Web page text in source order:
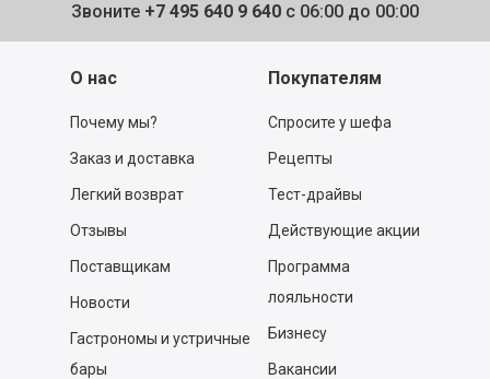
Звоните +7 495 640 9 640 с 06:00 до 00:00
О нас
Почему мы?
Заказ и доставка
Легкий возврат
Отзывы
Поставщикам
Новости
Гастрономы и устричные
бары
Покупателям
Спросите у шефа
Рецепты
Тест-драйвы
Действующие акции
Программа
лояльности
Бизнесу
Вакансии